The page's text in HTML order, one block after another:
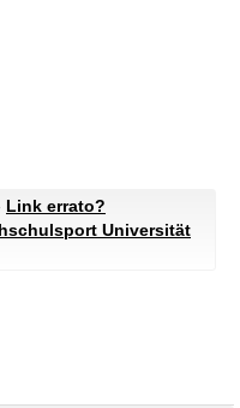
Link errato?
Universität